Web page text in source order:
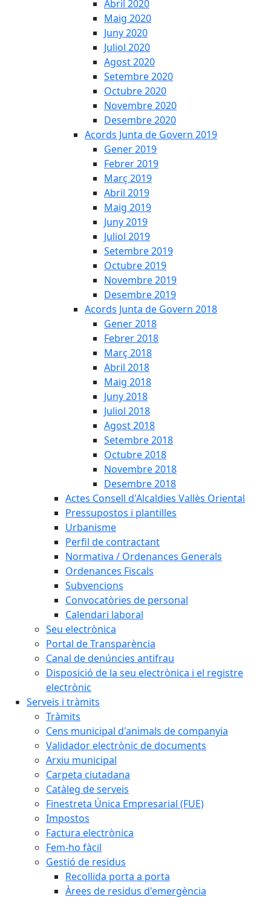
Abril 2020
Maig 2020
Juny 2020
Juliol 2020
Agost 2020
Setembre 2020
Octubre 2020
Novembre 2020
Desembre 2020
Acords Junta de Govern 2019
Gener 2019
Febrer 2019
Març 2019
Abril 2019
Maig 2019
Juny 2019
Juliol 2019
Setembre 2019
Octubre 2019
Novembre 2019
Desembre 2019
Acords Junta de Govern 2018
Gener 2018
Febrer 2018
Març 2018
Abril 2018
Maig 2018
Juny 2018
Juliol 2018
Agost 2018
Setembre 2018
Octubre 2018
Novembre 2018
Desembre 2018
Actes Consell d'Alcaldies Vallès Oriental
Pressupostos i plantilles
Urbanisme
Perfil de contractant
Normativa / Ordenances Generals
Ordenances Fiscals
Subvencions
Convocatòries de personal
Calendari laboral
Seu electrònica
Portal de Transparència
Canal de denúncies antifrau
Disposició de la seu electrònica i el registre
electrònic
Serveis i tràmits
Tràmits
Cens municipal d'animals de companyia
Validador electrònic de documents
Arxiu municipal
Carpeta ciutadana
Catàleg de serveis
Finestreta Única Empresarial (FUE)
Impostos
Factura electrònica
Fem-ho fàcil
Gestió de residus
Recollida porta a porta
Àrees de residus d'emergència